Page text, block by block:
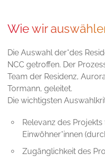
Wie wir
Die Auswahl der*des
NCC getroffen. Der
Team der Residenz,
Tormann, geleitet.
Die wichtigsten
Relevanz des
Einwöhner*innen
Zugänglichkeit des